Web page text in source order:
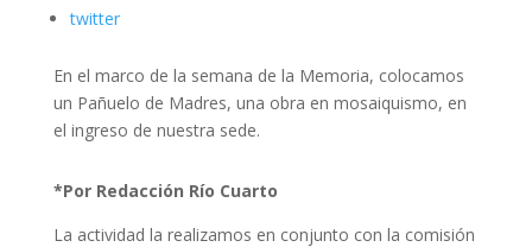
twitter
En el marco de la semana de la Memoria, colocamos
un Pañuelo de Madres, una obra en mosaiquismo, en
el ingreso de nuestra sede.
*Por Redacción Río Cuarto
La actividad la realizamos en conjunto con la comisión